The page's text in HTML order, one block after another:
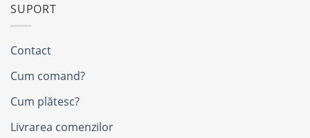
SUPORT
Contact
Cum comand?
Cum plătesc?
Livrarea comenzilor